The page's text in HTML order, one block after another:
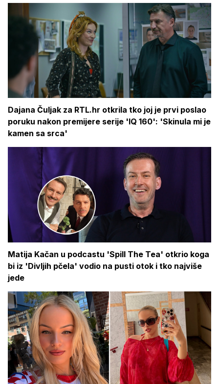
Dajana Čuljak za RTL.hr otkrila tko joj je prvi poslao
poruku nakon premijere serije 'IQ 160': 'Skinula mi je
kamen sa srca'
Matija Kačan u podcastu 'Spill The Tea' otkrio koga
bi iz 'Divljih pčela' vodio na pusti otok i tko najviše
jede